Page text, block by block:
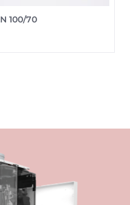
100/70